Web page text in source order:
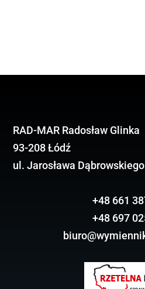
RAD-MAR Radosław Glinka
93-208 Łódź
ul. Jarosława
+48 661
+48 697